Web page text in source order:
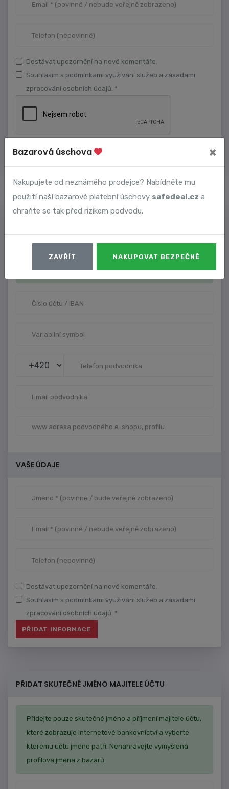
Dostávat upozornění na nové komentáře.
Souhlasím s podmínkami využívání služeb a zásadami
zpracování osobních údajů. *
PŘIDAT INFORMACE O PODVODNÍKOVI
Vyplňtě nové údaje k podvodu. Čím více bude informací
o podvodníkovi, tím lépe ostatní najdou stejného
podvodníka a můžou se připojit k podvodu.
VAŠE ÚDAJE
Dostávat upozornění na nové komentáře.
Souhlasím s podmínkami využívání služeb a zásadami
zpracování osobních údajů. *
PŘIDAT SKUTEČNÉ JMÉNO MAJITELE ÚČTU
Přidejte pouze skutečné jméno a příjmení majitele účtu,
které zobrazuje internetové bankovnictví a vyberte
kterému účtu jméno patří. Nenahrávejte vymyšlená
profilová jména z bazarů.
Bazarová úschova ×
Nakupujete od neznámého prodejce? Nabídněte mu
použití naší bazarové platební úschovy safedeal.cz a
chraňte se tak před rizikem podvodu.
ZAVŘÍT NAKUPOVAT BEZPEČNĚ